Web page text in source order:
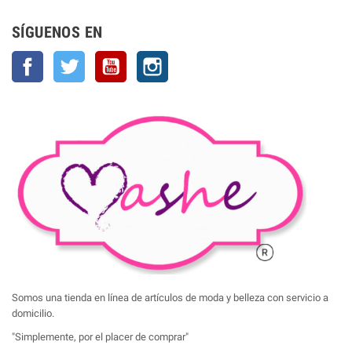
SÍGUENOS EN
Facebook Twitter YouTube
Somos una tienda en línea de artículos de moda y belleza con servicio a
domicilio.
"Simplemente, por el placer de comprar"